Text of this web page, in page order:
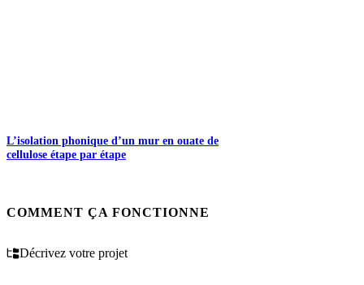
L’isolation phonique d’un mur en ouate de
cellulose étape par étape
COMMENT ÇA FONCTIONNE
Décrivez votre projet